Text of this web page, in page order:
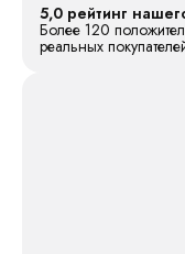
5,0 рейтинг
Более 120
реальных